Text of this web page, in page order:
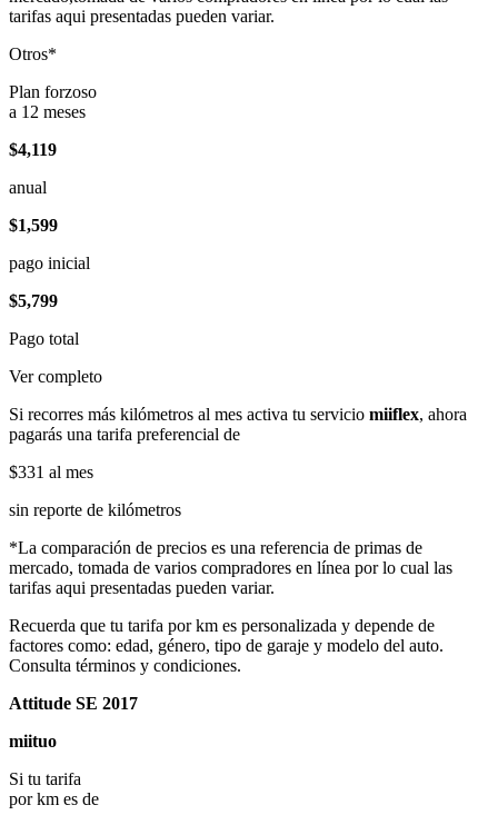
tarifas aqui presentadas pueden variar.
Otros*
Plan forzoso
a 12 meses
$4,119
anual
$1,599
pago inicial
$5,799
Pago total
Ver completo
Si recorres más kilómetros al mes activa tu servicio miiflex, ahora
pagarás una tarifa preferencial de
$331 al mes
sin reporte de kilómetros
*La comparación de precios es una referencia de primas de
mercado, tomada de varios compradores en línea por lo cual las
tarifas aqui presentadas pueden variar.
Recuerda que tu tarifa por km es personalizada y depende de
factores como: edad, género, tipo de garaje y modelo del auto.
Consulta términos y condiciones.
Attitude SE 2017
miituo
Si tu tarifa
por km es de